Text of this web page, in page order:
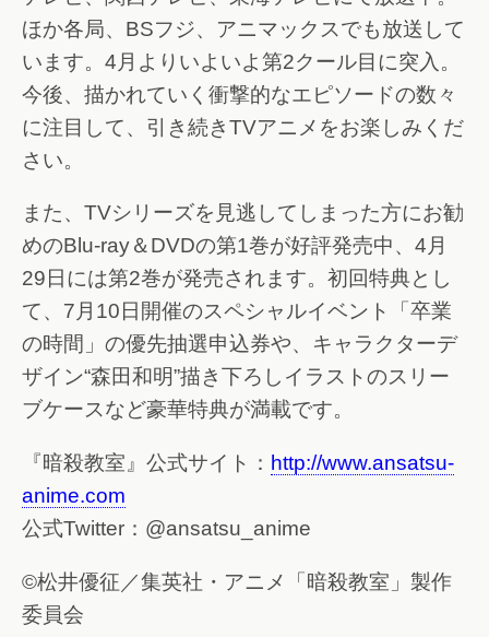
ほか各局、BSフジ、アニマックスでも放送して
います。4月よりいよいよ第2クール目に突入。
今後、描かれていく衝撃的なエピソードの数々
に注目して、引き続きTVアニメをお楽しみくだ
さい。
また、TVシリーズを見逃してしまった方にお勧
めのBlu-ray＆DVDの第1巻が好評発売中、4月
29日には第2巻が発売されます。初回特典とし
て、7月10日開催のスペシャルイベント「卒業
の時間」の優先抽選申込券や、キャラクターデ
ザイン“森田和明”描き下ろしイラストのスリー
ブケースなど豪華特典が満載です。
『暗殺教室』公式サイト： http://www.ansatsu-
anime.com
公式Twitter：@ansatsu_anime
©松井優征／集英社・アニメ「暗殺教室」製作
委員会